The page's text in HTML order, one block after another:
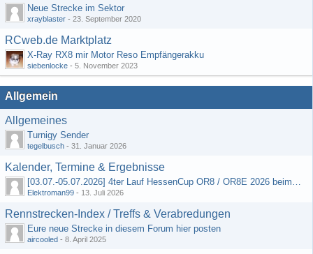
Neue Strecke im Sektor
xrayblaster - 23. September 2020
RCweb.de Marktplatz
X-Ray RX8 mir Motor Reso Empfängerakku
siebenlocke - 5. November 2023
Allgemein
Allgemeines
Turnigy Sender
tegelbusch - 31. Januar 2026
Kalender, Termine & Ergebnisse
[03.07.-05.07.2026] 4ter Lauf HessenCup OR8 / OR8E 2026 beim MSV Linsengericht e.V.
Elektroman99 - 13. Juli 2026
Rennstrecken-Index / Treffs & Verabredungen
Eure neue Strecke in diesem Forum hier posten
aircooled - 8. April 2025